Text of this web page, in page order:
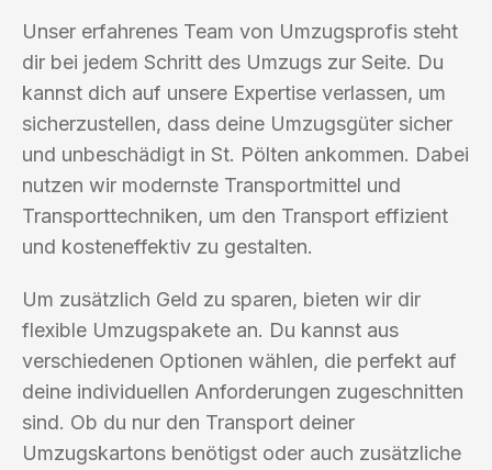
Unser erfahrenes Team von Umzugsprofis steht
dir bei jedem Schritt des Umzugs zur Seite. Du
kannst dich auf unsere Expertise verlassen, um
sicherzustellen, dass deine Umzugsgüter sicher
und unbeschädigt in St. Pölten ankommen. Dabei
nutzen wir modernste Transportmittel und
Transporttechniken, um den Transport effizient
und kosteneffektiv zu gestalten.
Um zusätzlich Geld zu sparen, bieten wir dir
flexible Umzugspakete an. Du kannst aus
verschiedenen Optionen wählen, die perfekt auf
deine individuellen Anforderungen zugeschnitten
sind. Ob du nur den Transport deiner
Umzugskartons benötigst oder auch zusätzliche